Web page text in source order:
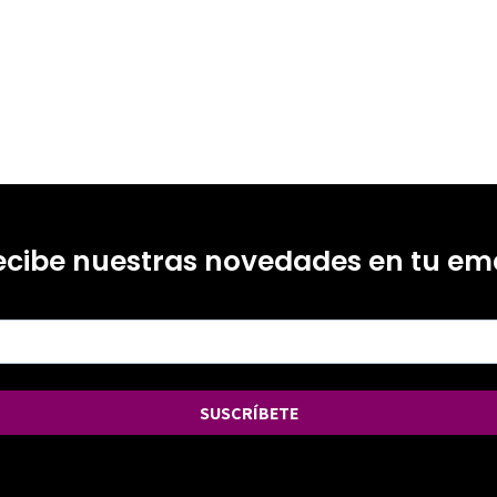
nuestras novedades en tu
SUSCRÍBETE